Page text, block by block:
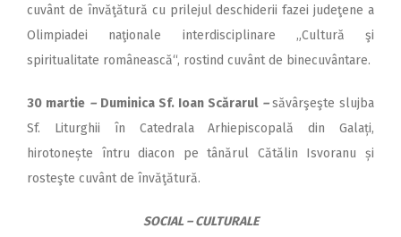
cuvânt de învăţătură cu prilejul deschiderii fazei judeţene a
Olimpiadei naţionale interdisciplinare „Cultură şi
spiritualitate românească“, rostind cuvânt de binecuvântare.
30 martie – Duminica Sf. Ioan Scărarul –săvârşeşte slujba
Sf. Liturghii în Catedrala Arhiepiscopală din Galați,
hirotonește întru diacon pe tânărul Cătălin Isvoranu și
rosteşte cuvânt de învăţătură.
SOCIAL – CULTURALE